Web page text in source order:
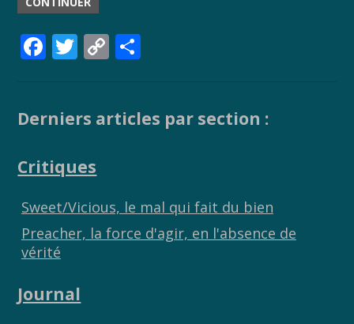
F
b
o
k
T
er
C
y
k
g
Derniers articles par section :
Critiques
Sweet/Vicious, le mal qui fait du bien
Preacher, la force d'agir, en l'absence de
vérité
Journal